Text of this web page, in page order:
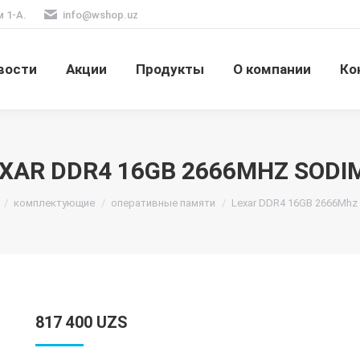
1-А. info@wshop.uz
Акции Продукты О компании
DDR4 16GB 2666MHZ
комплектующие оперативные памяти Lexar DDR4 16GB
817 400 UZS